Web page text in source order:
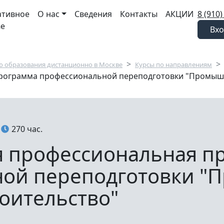
О нас Сведения Контакты АКЦИИ 8
дистанционно в Москве Курсы по направлениям
профессиональной переподготовки
270 час.
переподготовки